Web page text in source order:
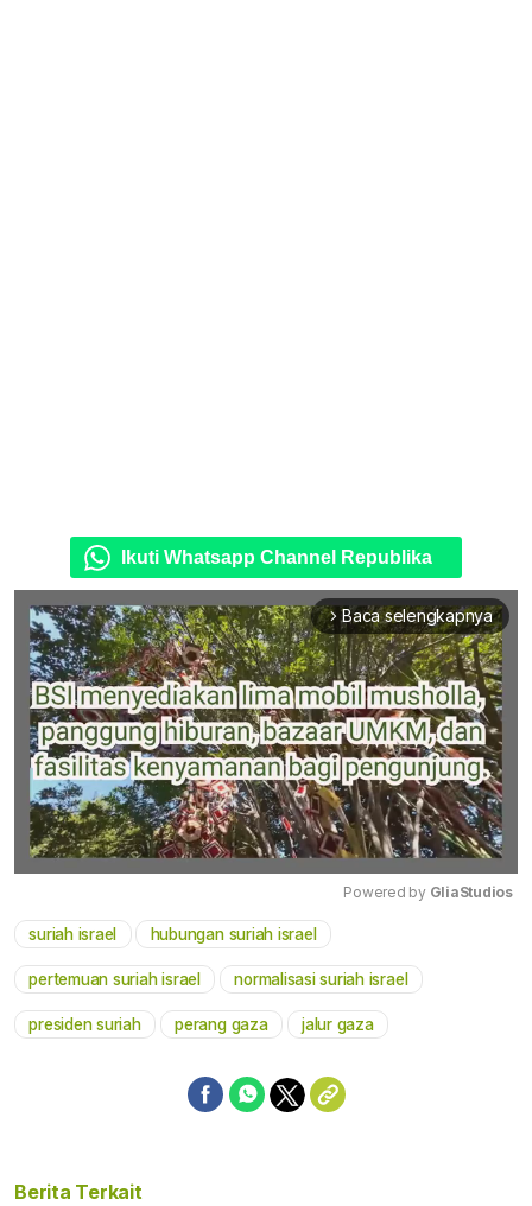
Ikuti Whatsapp Channel Republika
arrow_forward_ios Baca selengkapnya
Powered by GliaStudios
suriah israel hubungan suriah israel
pertemuan suriah israel normalisasi suriah israel
presiden suriah perang gaza jalur gaza
Berita Terkait